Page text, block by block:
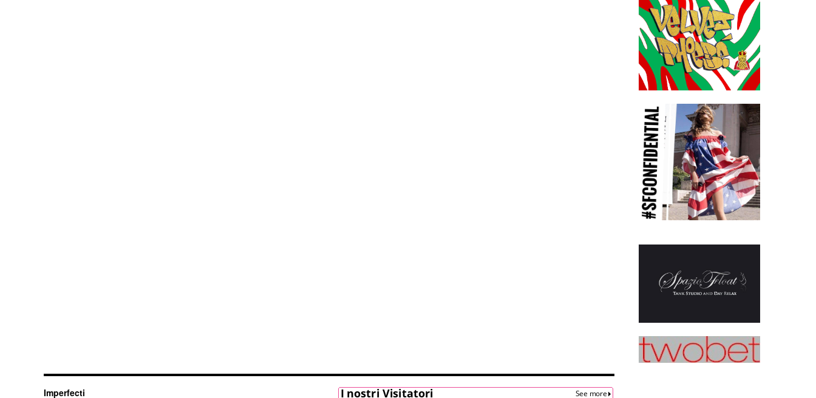
Imperfecti